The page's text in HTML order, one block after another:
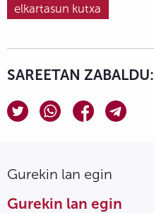
elkartasun kutxa
SAREETAN ZABALDU:
Gurekin lan egin
Gurekin lan egin